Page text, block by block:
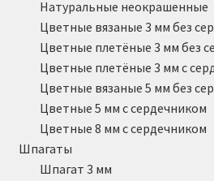
Натуральные неокрашенные
Цветные вязаные 3 мм без
Цветные плетёные 3 мм без
Цветные плетёные 3 мм с
Цветные вязаные 5 мм без
Цветные 5 мм с сердечником
Цветные 8 мм с сердечником
Шпагаты
Шпагат 3 мм